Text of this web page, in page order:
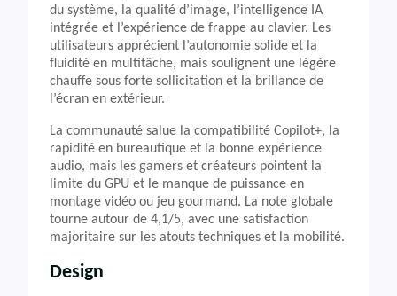
du système, la qualité d’image, l’intelligence IA
intégrée et l’expérience de frappe au clavier. Les
utilisateurs apprécient l’autonomie solide et la
fluidité en multitâche, mais soulignent une légère
chauffe sous forte sollicitation et la brillance de
l’écran en extérieur.
La communauté salue la compatibilité Copilot+, la
rapidité en bureautique et la bonne expérience
audio, mais les gamers et créateurs pointent la
limite du GPU et le manque de puissance en
montage vidéo ou jeu gourmand. La note globale
tourne autour de 4,1/5, avec une satisfaction
majoritaire sur les atouts techniques et la mobilité.
Design